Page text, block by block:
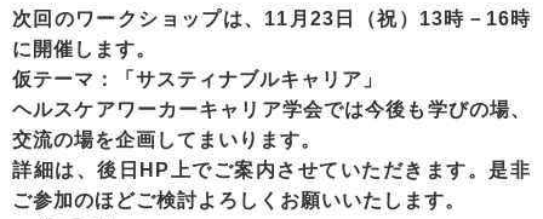
次回のワークショップは、11月23日（祝）13時－16時
に開催します。
仮テーマ：「サスティナブルキャリア」
ヘルスケアワーカーキャリア学会では今後も学びの場、
交流の場を企画してまいります。
詳細は、後日HP上でご案内させていただきます。是非
ご参加のほどご検討よろしくお願いいたします。